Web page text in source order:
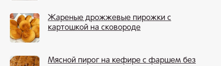
Жареные дрожжевые пирожки с
картошкой на сковороде
Мясной пирог на кефире с фаршем без